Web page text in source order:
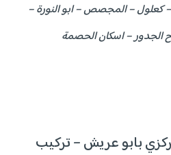
كعلول – المجصص – ابو النورة –
الجدور – اسكان الحصمة
بابو عريش – تركيب